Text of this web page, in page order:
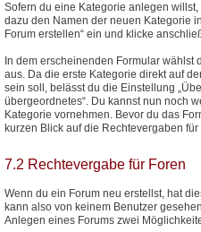
Sofern du eine Kategorie anlegen
dazu den Namen der neuen Kategorie
Forum erstellen“ ein und klicke
In dem erscheinenden Formular wählst
aus. Da die erste Kategorie direkt auf
sein soll, belässt du die Einstellung
übergeordnetes“. Du kannst nun noch
Kategorie vornehmen. Bevor du das
kurzen Blick auf die Rechtevergaben für
7.2 Rechtevergabe für Foren
Wenn du ein Forum neu erstellst, hat
kann also von keinem Benutzer
Anlegen eines Forums zwei